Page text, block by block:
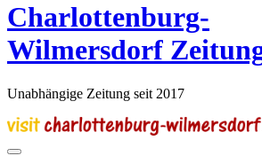
Charlottenburg-
Wilmersdorf
Unabhängige Zeitung seit 2017